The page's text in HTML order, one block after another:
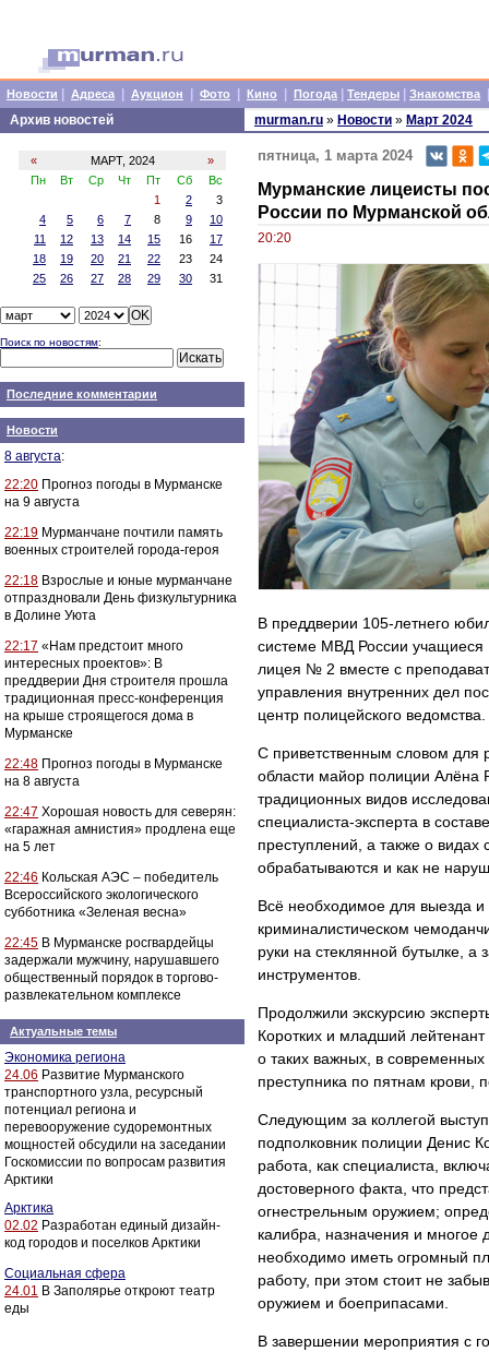
Новости Адреса Аукцион Фото Кино Погода Тендеры Знакомства
Архив новостей
« МАРТ, 2024
»
Пн
Вт Ср Чт Пт Сб
Вс
1
2
3
4
5 6 7 8 9
10
11
12 13 14 15 16
17
18
19 20 21 22 23
24
25
26 27 28 29 30 31
Поиск по новостям:
Последние комментарии
Новости
8 августа:
22:20 Прогноз погоды в Мурманске
на 9 августа
22:19 Мурманчане почтили память
военных строителей города-героя
22:18 Взрослые и юные мурманчане
отпраздновали День физкультурника
в Долине Уюта
22:17 «Нам предстоит много
интересных проектов»: В
преддверии Дня строителя прошла
традиционная пресс-конференция
на крыше строящегося дома в
Мурманске
22:48 Прогноз погоды в Мурманске
на 8 августа
22:47 Хорошая новость для северян:
«гаражная амнистия» продлена еще
на 5 лет
22:46 Кольская АЭС – победитель
Всероссийского экологического
субботника «Зеленая весна»
22:45 В Мурманске росгвардейцы
задержали мужчину, нарушавшего
общественный порядок в торгово-
развлекательном комплексе
Актуальные темы
Экономика региона
24.06 Развитие Мурманского
транспортного узла, ресурсный
потенциал региона и
перевооружение судоремонтных
мощностей обсудили на заседании
Госкомиссии по вопросам развития
Арктики
Арктика
02.02 Разработан единый дизайн-
код городов и поселков Арктики
Социальная сфера
24.01 В Заполярье откроют театр
еды
murman.ru » Новости » Март 2024
пятница, 1 марта 2024
Мурманские лицеисты
России по Мурманской
20:20
В преддверии 105-летнего
системе МВД России учащиеся
лицея № 2 вместе с
управления внутренних дел
центр полицейского ведомства.
С приветственным словом для
области майор полиции Алёна
традиционных видов
специалиста-эксперта в
преступлений, а также о
обрабатываются и как не
Всё необходимое для выезда и
криминалистическом
руки на стеклянной бутылке,
инструментов.
Продолжили экскурсию
Коротких и младший
о таких важных, в современных
преступника по пятнам крови,
Следующим за коллегой
подполковник полиции Денис
работа, как специалиста,
достоверного факта, что
огнестрельным оружием;
калибра, назначения и
необходимо иметь огромный
работу, при этом стоит не
оружием и боеприпасами.
В завершении мероприятия с